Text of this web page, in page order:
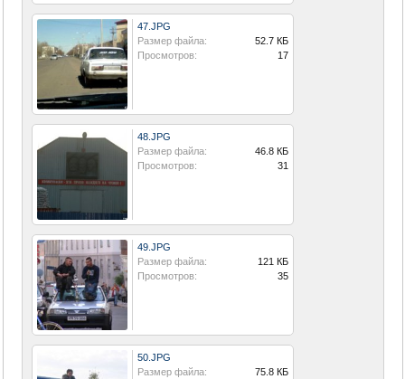
47.JPG
Размер файла:
52.7 КБ
Просмотров:
17
48.JPG
Размер файла:
46.8 КБ
Просмотров:
31
49.JPG
Размер файла:
121 КБ
Просмотров:
35
50.JPG
Размер файла:
75.8 КБ